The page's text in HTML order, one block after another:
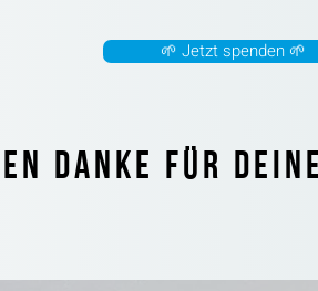
🌱 Jetzt spenden 🌱
DANKE FÜR